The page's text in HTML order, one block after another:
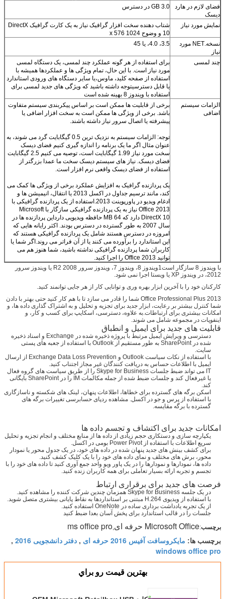
فضای لازم در هارد
دیسک
3.0 GB در دسترس
نمایش مورد نیاز
شتاب دهنده سخت افزار گرافیک نیاز به یک کارت گرافیک DirectX
10 و وضوح 1024 x 576
نسخه.NET مورد
نیاز
3.5، 4.0، یا 45
چند لمسی
برای استفاده از هر گونه عملکرد چند لمسی، یک دستگاه لمسی
مورد نیاز است. با این حال، تمام ویژگی ها و عملکردها همیشه با
استفاده از صفحه کلید، ماوس،یا سایر دستگاه های ورودی استاندارد
یا قابل دسترسیتوجه داشته باشید که ویژگی های جدید لمسی برای
استفاده با ویندوز 8 بهینه شده است
الزامات سیستم
اضافی
برخی از قابلیت ها ممکن است بر اساس پیکربندی سیستم متفاوت
باشد. برخی از ویژگی ها ممکن است به سخت افزار اضافی یا
پیشرفته یا اتصال سرور نیاز داشته باشند.
توجه: الزامات سیستم به نزدیک ترین 0.5 گیگابایت گرد می شوند، به
عنوان مثال اگر ما یک برنامه را اندازه گیری کنیم فضای دیسک
سخت مورد نیاز 1.99 گیگابایت است، توصیه می کنیم 2.5 گیگابایت
فضای دیسک. نیاز های سیستم دیسک سخت ما عمدا بزرگتر از
استفاده از فضای دیسک واقعی نرم افزار است.
یک پردازنده گرافیک به افزایش عملکرد برخی از ویژگی ها کمک می
کند، مانند ترسیم جداول در اکسل 2013 یا انتقال، انیمیشن ها و
ادغام ویدیو در پاورپوینت 2013.استفاده از یک پردازنده گرافیکی با
Office 2013 نیاز به یک پردازنده گرافیکی سازگار با Microsoft
DirectX 10 دارد که 64 MB حافظه ویدیویی دارداین پردازنده ها در
سال 2007 به طور گسترده در دسترس بودند. اکثر رایانه هایی که
امروزه در دسترس هستند شامل یک پردازنده گرافیکی هستند که
این استاندارد را برآورده می کنند یا از آن فراتر می روند.اگر شما یا
کاربران شما پردازنده گرافیکی نداشته باشید، شما هنوز هم می
توانید Office 2013 را اجرا کنید.
با ویندوز 8 سازگار است1ویندوز 8، ویندوز 7، ویندوز سرور 2008 R2 یا ویندوز سرور
2012، در ویندوز XP یا ویستا اجرا نمی شود.
کارکنان خود را با آخرین ابزار بهره وری و توانایی کار از هر جایی توانمند کنید.
Office Professional Plus 2013 شما را قادر می سازد تا با هم کار کنید حتی بهتر با دادن
شما کنترل بیشتر بر رعایت، ابزار جدید برای تجزیه و تحلیل و به اشتراک گذاری داده ها، و
امکانات بیشتری برای ارتباطات.به علاوه، دسترسی، اسکایپ برای کسب و کار، و
اینفوپات در مجموعه شامل می شوند.
قابلیت های جدید برای ایمیل و انطباق
دسترسی و ویرایش ایمیل مرتبط با پروژه ذخیره شده در Exchange و اسناد ذخیره
شده در SharePoint به طور مستقیم از Outlook با استفاده از جعبه های پستی
سایت.
با استفاده از نکات سیاست Outlook و Exchange Data Loss Prevention از ارسال
ایمیل با اطلاعات حساس به دریافت کنندگان غیر مجاز اجتناب کنید.
IT می تواند ضبط جلسات Skype for Business را از طریق سیاست های گروه فعال
یا غیرفعال کند و جلسات ضبط شده از جمله مکالمات IM را در SharePoint بایگانی
کند.
اسکن برگه های گسترده برای خطاها، اطلاعات پنهان، لینک های شکسته و ناسازگاری
با استفاده از پرس و جو در اکسل. مشاهده ردپای حسابرسی تغییرات برگه های
گسترده با برگه مقایسه.
امکانات جدید برای اکتشاف و تجسم داده ها
یکپارچه سازی و دستکاری حجم زیادی از داده ها از منابع مختلف و انجام تجزیه و تحلیل
سریع اطلاعات با استفاده از Power Pivot بومی در اکسل.
برای کشف بینش های جدید پنهان شده در داده های خود، در یک جدول محور یا نمودار
محور، برش های مختلف و نمای داده های خود را با یک کلیک کشف کنید.
داده ها، نمودارها و نمودارها را در یک پاور ویو واحد جمع آوری کنید تا داده های خود را با
تجسم و تجربه ارائه بسیار تعاملی برای همه کاربران زنده کنید.
فرصت های جدید برای برقراری ارتباط
در یک جلسه Skype for Business همزمان چندین شرکت کننده را مشاهده کنید.
با استفاده از ویدیوی H.264 مبتنی بر استانداردها به نقاط پایانی بیشتری متصل شوید.
از یک تجربه یادداشت برداری ساده در OneNote استفاده کنید.
جلسات را در قالب استاندارد برای پخش آسان بعدا ضبط کنید
برچسب:Microsoft Office حرفه ای ,
ms office pro
برچسب ها: مایکروسافت آفیس 2016 حرفه ای , دفتر دانشجویی 2016 ,
windows office pro
بهترين قيمت رو براي